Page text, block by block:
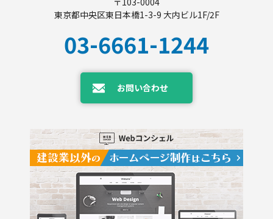
東京都中央区東日本橋1-3-9 大内ビル1F/2F
03-6661-1244
お問い合わせ